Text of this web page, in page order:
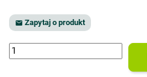
 Zapytaj o produkt